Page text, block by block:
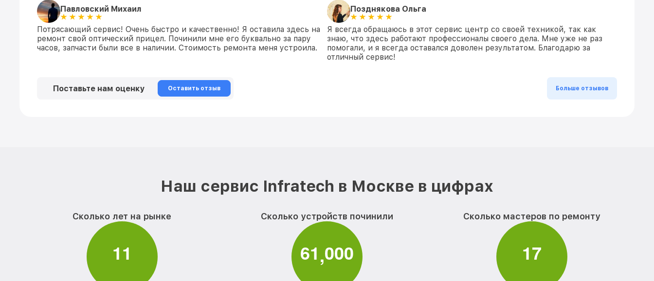
Павловский Михаил
Потрясающий сервис! Очень быстро и качественно! Я оставила здесь на
ремонт свой оптический прицел. Починили мне его буквально за пару
часов, запчасти были все в наличии. Стоимость ремонта меня устроила.
Позднякова Ольга
Я всегда обращаюсь в этот сервис центр со своей техникой, так как
знаю, что здесь работают профессионалы своего дела. Мне уже не раз
помогали, и я всегда оставался доволен результатом. Благодарю за
отличный сервис!
Поставьте нам оценку Оставить отзыв Больше отзывов
Наш сервис Infratech в Москве в цифрах
Сколько лет на рынке
11
Сколько устройств починили
61,000
Сколько мастеров по ремонту
17